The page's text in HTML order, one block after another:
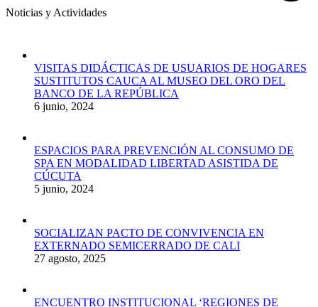
Noticias y Actividades
VISITAS DIDÁCTICAS DE USUARIOS DE HOGARES
SUSTITUTOS CAUCA AL MUSEO DEL ORO DEL
BANCO DE LA REPÚBLICA
6 junio, 2024
ESPACIOS PARA PREVENCIÓN AL CONSUMO DE
SPA EN MODALIDAD LIBERTAD ASISTIDA DE
CÚCUTA
5 junio, 2024
SOCIALIZAN PACTO DE CONVIVENCIA EN
EXTERNADO SEMICERRADO DE CALI
27 agosto, 2025
ENCUENTRO INSTITUCIONAL ‘REGIONES DE